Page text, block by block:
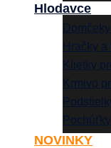
Hlodavce
Hračky
Klietky
Krmivo
NOVINKY